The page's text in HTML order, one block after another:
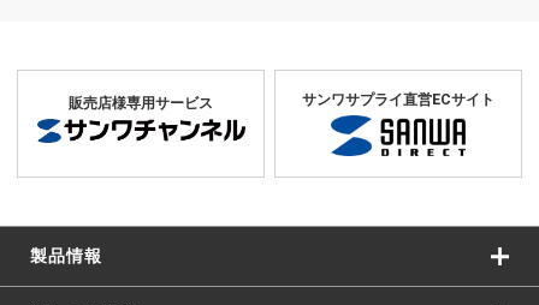
販売店様専用サービス サンワサプライ直営ECサイト
製品情報